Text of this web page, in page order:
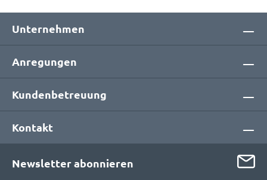
Unternehmen
Anregungen
Kundenbetreuung
Kontakt
Newsletter abonnieren